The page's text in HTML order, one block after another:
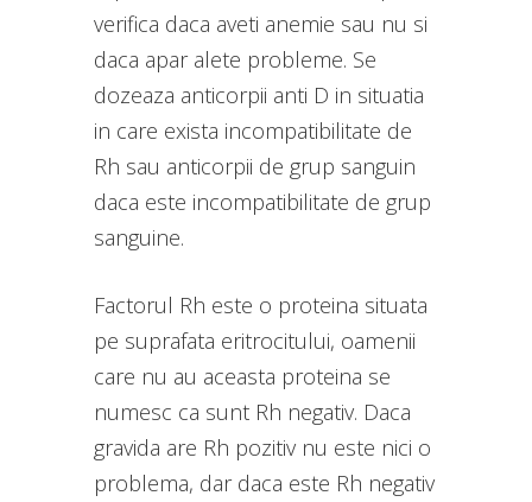
verifica daca aveti anemie sau nu si
daca apar alete probleme. Se
dozeaza anticorpii anti D in situatia
in care exista incompatibilitate de
Rh sau anticorpii de grup sanguin
daca este incompatibilitate de grup
sanguine.
Factorul Rh este o proteina situata
pe suprafata eritrocitului, oamenii
care nu au aceasta proteina se
numesc ca sunt Rh negativ. Daca
gravida are Rh pozitiv nu este nici o
problema, dar daca este Rh negativ